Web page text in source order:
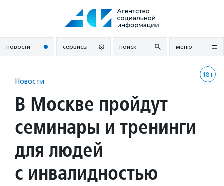
новости сервисы поиск меню
18+
Новости
В Москве пройдут
семинары и тренинги
для людей
с инвалидностью